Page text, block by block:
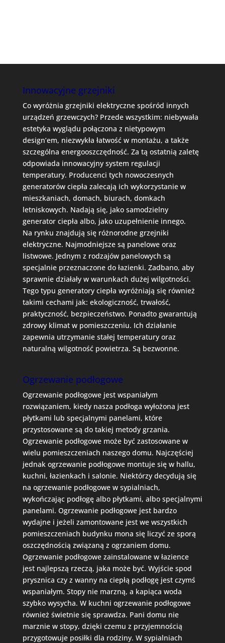
Innowacyjne grzejniki
Co wyróżnia grzejniki elektryczne spośród innych
urządzeń grzewczych? Przede wszystkim: niebywała
estetyka wyglądu połączona z nietypowym
design’em, niezwykła łatwość w montażu, a także
szczególna energooszczędność. Za tą ostatnią zaletę
odpowiada innowacyjny system regulacji
temperatury. Producenci tych nowoczesnych
generatorów ciepła zalecają ich wykorzystanie w
mieszkaniach, domach, biurach, domkach
letniskowych. Nadają się, jako samodzielny
generator ciepła albo, jako uzupełnienie innego.
Na rynku znajdują się różnorodne grzejniki
elektryczne. Najmodniejsze są panelowe oraz
listwowe. Jednym z rodzajów panelowych są
specjalnie przeznaczone do łazienki. Zadbano, aby
sprawnie działały w warunkach dużej wilgotności.
Tego typu generatory ciepła wyróżniają się również
takimi cechami jak: ekologiczność, trwałość,
praktyczność, bezpieczeństwo. Ponadto gwarantują
zdrowy klimat w pomieszczeniu. Ich działanie
zapewnia utrzymanie stałej temperatury oraz
naturalną wilgotność powietrza. Są bezwonne.
Ogrzewanie podłogowe
Ogrzewanie podłogowe jest wspaniałym
rozwiązaniem, kiedy nasza podłoga wyłożona jest
płytkami lub specjalnymi panelami, które
przystosowane są do takiej metody grzania.
Ogrzewanie podłogowe może być zastosowane w
wielu pomieszczeniach naszego domu. Najczęściej
jednak ogrzewanie podłogowe montuje się w hallu,
kuchni, łazienkach i salonie. Niektórzy decydują się
na ogrzewanie podłogowe w sypialniach,
wykończając podłogę albo płytkami, albo specjalnymi
panelami. Ogrzewanie podłogowe jest bardzo
wydajne i jeżeli zamontowane jest we wszystkich
pomieszczeniach budynku mona się liczyć ze sporą
oszczędnością związaną z ogrzaniem domu.
Ogrzewanie podłogowe zainstalowane w łazience
jest najlepszą rzeczą, jaka może być. Wyjście spod
prysznica czy z wanny na ciepłą podłogę jest czymś
wspaniałym. Stopy nie marzną, a kapiąca woda
szybko wysycha. W kuchni ogrzewanie podłogowe
również świetnie się sprawdza. Pani domu nie
marznie w stopy, dzięki czemu z przyjemnością
przygotowuje posiłki dla rodziny. W sypialniach